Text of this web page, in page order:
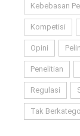
Kebebasan
Kompetisi
Opini
Penelitian
Regulasi
Tak